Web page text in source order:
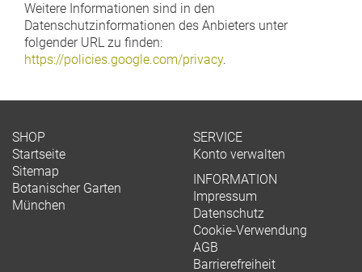
Weitere Informationen sind in den
Datenschutzinformationen des Anbieters unter
folgender URL zu finden:
https://policies.google.com/privacy.
SHOP
Startseite
Sitemap
Botanischer Garten
München
SERVICE
Konto verwalten
INFORMATION
Impressum
Datenschutz
Cookie-Verwendung
AGB
Barrierefreiheit